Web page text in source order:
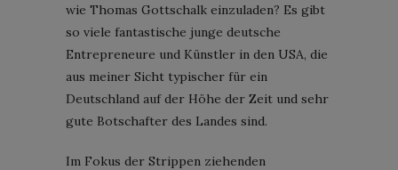
wie Thomas Gottschalk einzuladen? Es gibt
so viele fantastische junge deutsche
Entrepreneure und Künstler in den USA, die
aus meiner Sicht typischer für ein
Deutschland auf der Höhe der Zeit und sehr
gute Botschafter des Landes sind.
Im Fokus der Strippen ziehenden